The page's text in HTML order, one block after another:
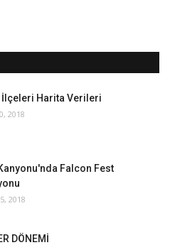
İlçeleri Harita Verileri
2018
Falcon Fest
2018
DÖNEMİ